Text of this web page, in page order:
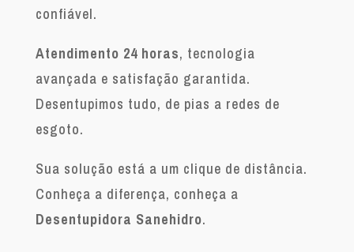
confiável.
Atendimento 24 horas, tecnologia
avançada e satisfação garantida.
Desentupimos tudo, de pias a redes de
esgoto.
Sua solução está a um clique de distância.
Conheça a diferença, conheça a
Desentupidora Sanehidro.